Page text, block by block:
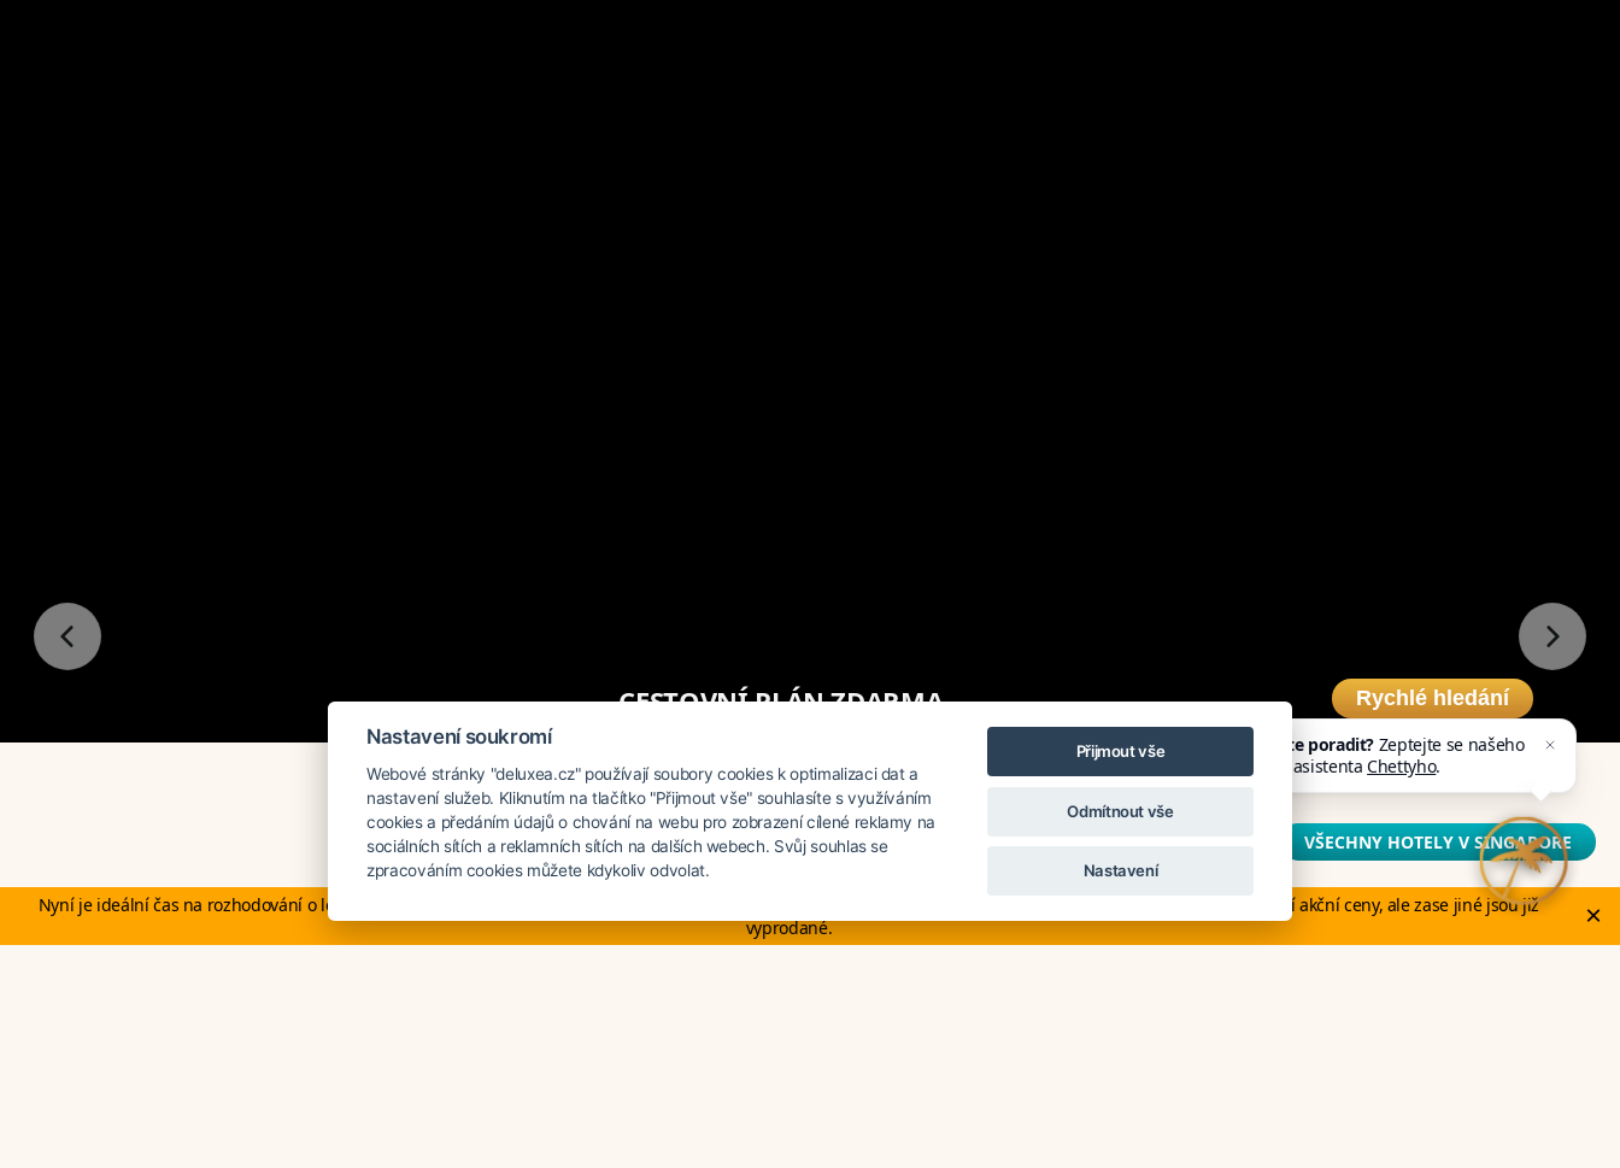
CESTOVNÍ PLÁN ZDARMA Rychlé hledání
DELUXEA doporučuje tyto hotely v Singapore VŠECHNY HOTELY V SINGAPORE
Nyní je ideální čas na rozhodování o letní dovolené, ať ji neřešíte na poslední chvíli. Smartwings i Austrian lety po Evropě neruší. Mnohé hotely v Evropě stále nabízí akční ceny, ale zase jiné jsou již
vyprodané.
×
Nastavení soukromí
Webové stránky "deluxea.cz" používají soubory cookies k optimalizaci dat a
nastavení služeb. Kliknutím na tlačítko "Přijmout vše" souhlasíte s využíváním
cookies a předáním údajů o chování na webu pro zobrazení cílené reklamy na
sociálních sítích a reklamních sítích na dalších webech. Svůj souhlas se
zpracováním cookies můžete kdykoliv odvolat.
Přijmout vše
Odmítnout vše
Nastavení
Potřebujete poradit? Zeptejte se našeho
asistentaChettyho.